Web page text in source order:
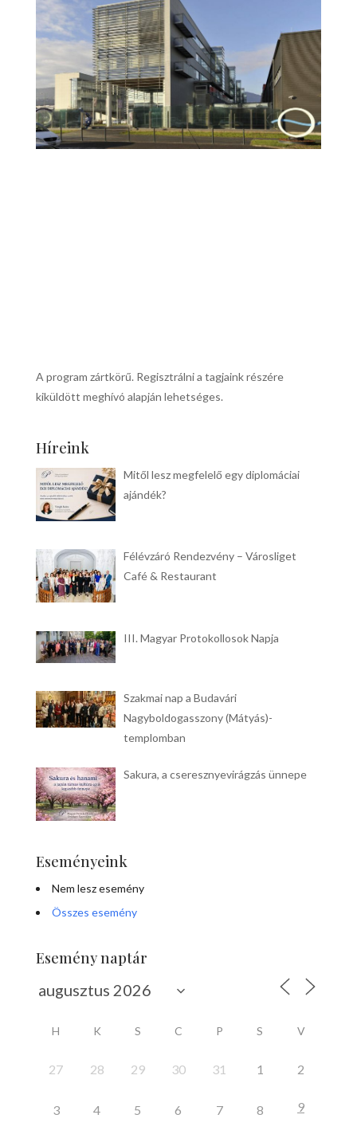
A program zártkörű. Regisztrálni a tagjaink részére
kiküldött meghívó alapján lehetséges.
Híreink
Mitől lesz megfelelő egy diplomáciai
ajándék?
Félévzáró Rendezvény – Városliget
Café & Restaurant
III. Magyar Protokollosok Napja
Szakmai nap a Budavári
Nagyboldogasszony (Mátyás)-
templomban
Sakura, a cseresznyevirágzás ünnepe
Eseményeink
Nem lesz esemény
Összes esemény
Esemény naptár
H K S C P S V
27 28 29 30 31 1 2
3 4 5 6 7 8 9